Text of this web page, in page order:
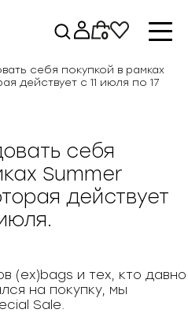
0
себя покупкой в рамках
действует c 11 июля по 17
себя
Summer
действует
(ex)bags и тех, кто давно
на покупку, мы
Sale.